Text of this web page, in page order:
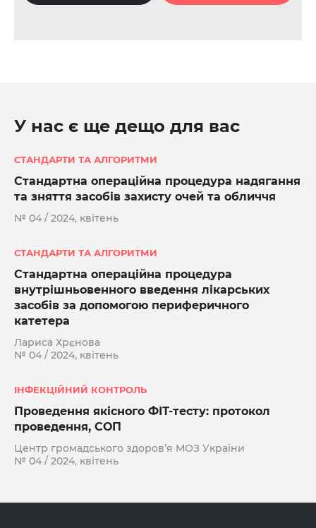
У нас є ще дещо для вас
СТАНДАРТИ ТА АЛГОРИТМИ
Стандартна операційна процедура надягання
та зняття засобів захисту очей та обличчя
№ 04 / 2024, квітень
СТАНДАРТИ ТА АЛГОРИТМИ
Стандартна операційна процедура
внутрішньовенного введення лікарських
засобів за допомогою периферичного
катетера
Лариса Хрєнова
№ 04 / 2024, квітень
ІНФЕКЦІЙНИЙ КОНТРОЛЬ
Проведення якісного ФІТ-тесту: протокол
проведення, СОП
Центр громадського здоров’я МОЗ України
№ 04 / 2024, квітень